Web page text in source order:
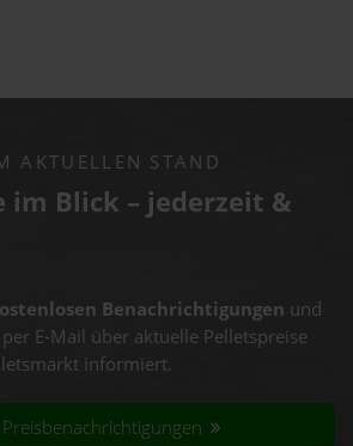
AKTUELLEN STAND
im Blick – jederzeit &
Benachrichtigungen und
E-Mail über aktuelle Pelletspreise
informiert.